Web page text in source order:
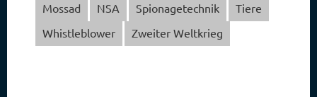
Mossad
NSA Spionagetechnik
Tiere
Whistleblower
Zweiter Weltkrieg